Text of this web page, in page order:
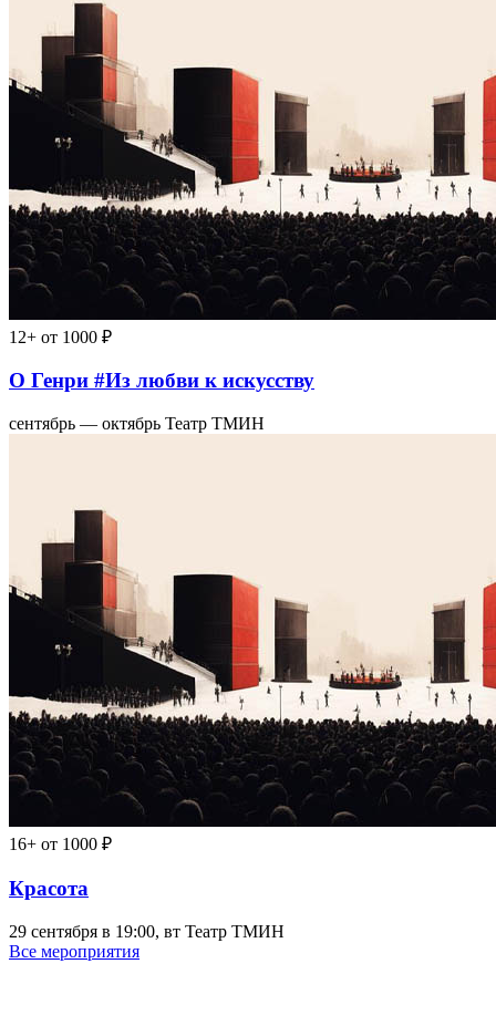
12+ от 1000 ₽
О Генри #Из любви к искусству
сентябрь — октябрь Театр ТМИН
16+ от 1000 ₽
Красота
29 сентября в 19:00, вт Театр ТМИН
Все мероприятия